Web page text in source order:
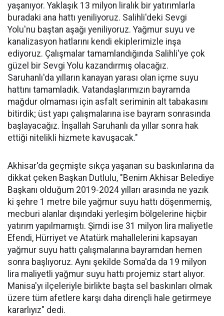
yaşanıyor. Yaklaşık 13 milyon liralık bir yatırımlarla
buradaki ana hattı yeniliyoruz. Salihli'deki Sevgi
Yolu'nu baştan aşağı yeniliyoruz. Yağmur suyu ve
kanalizasyon hatlarını kendi ekiplerimizle inşa
ediyoruz. Çalışmalar tamamlandığında Salihli'ye çok
güzel bir Sevgi Yolu kazandırmış olacağız.
Saruhanlı'da yılların kanayan yarası olan içme suyu
hattını tamamladık. Vatandaşlarımızın bayramda
mağdur olmaması için asfalt seriminin alt tabakasını
bitirdik; üst yapı çalışmalarına ise bayram sonrasında
başlayacağız. İnşallah Saruhanlı da yıllar sonra hak
ettiği nitelikli hizmete kavuşacak."
Akhisar'da geçmişte sıkça yaşanan su baskınlarına da
dikkat çeken Başkan Dutlulu, "Benim Akhisar Belediye
Başkanı olduğum 2019-2024 yılları arasında ne yazık
ki şehre 1 metre bile yağmur suyu hattı döşenmemiş,
mecburi alanlar dışındaki yerleşim bölgelerine hiçbir
yatırım yapılmamıştı. Şimdi ise 31 milyon lira maliyetle
Efendi, Hürriyet ve Atatürk mahallelerini kapsayan
yağmur suyu hattı çalışmalarına bayramdan hemen
sonra başlıyoruz. Aynı şekilde Soma'da da 19 milyon
lira maliyetli yağmur suyu hattı projemiz start alıyor.
Manisa'yı ilçeleriyle birlikte başta sel baskınları olmak
üzere tüm afetlere karşı daha dirençli hale getirmeye
kararlıyız" dedi.